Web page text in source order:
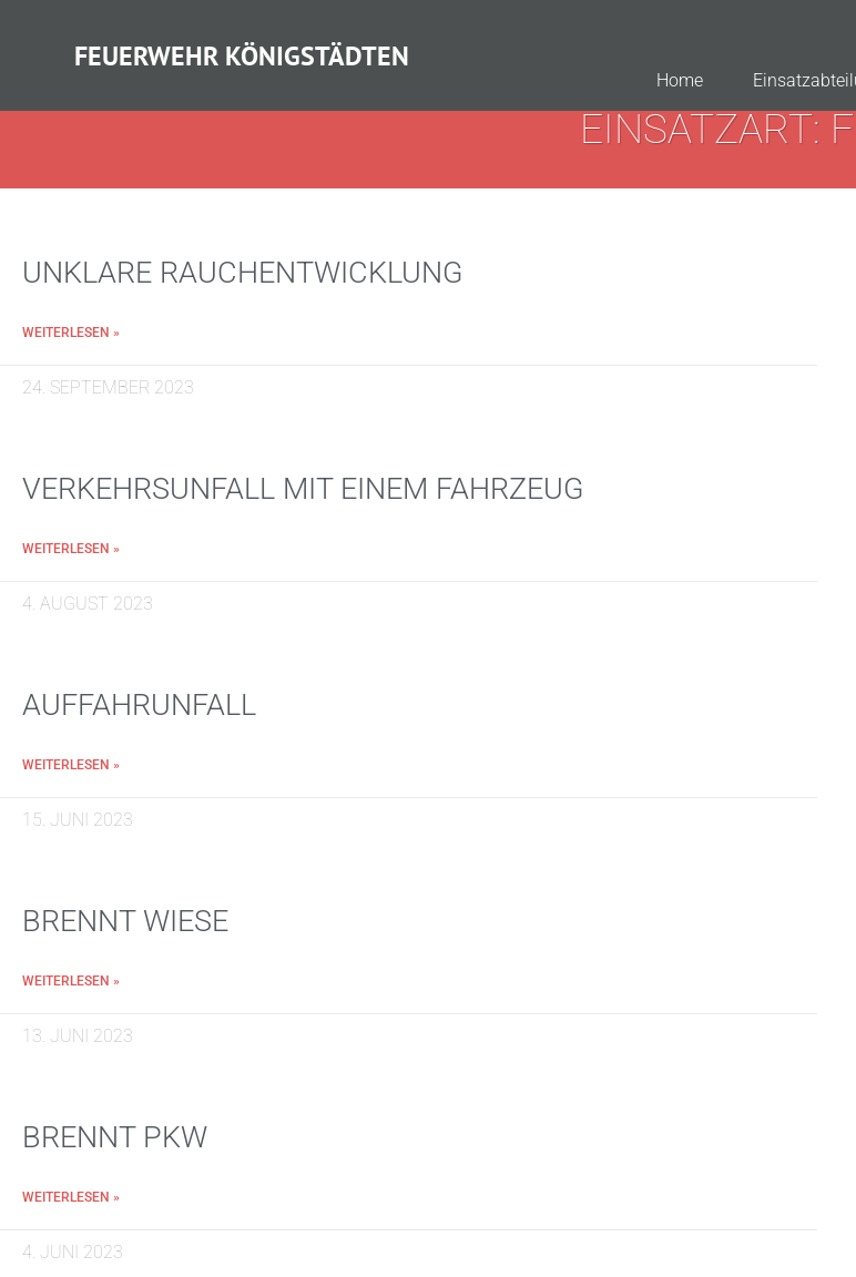
FEUERWEHR KÖNIGSTÄDTEN
Home
EINSATZART:
UNKLARE RAUCHENTWICKLUNG
WEITERLESEN »
24. SEPTEMBER 2023
VERKEHRSUNFALL MIT EINEM FAHRZEUG
WEITERLESEN »
4. AUGUST 2023
AUFFAHRUNFALL
WEITERLESEN »
15. JUNI 2023
BRENNT WIESE
WEITERLESEN »
13. JUNI 2023
BRENNT PKW
WEITERLESEN »
4. JUNI 2023